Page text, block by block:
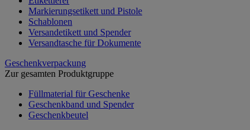
Markierungsetikett und Pistole
Schablonen
Versandetikett und Spender
Versandtasche für Dokumente
Geschenkverpackung
Zur gesamten Produktgruppe
Füllmaterial für Geschenke
Geschenkband und Spender
Geschenkbeutel